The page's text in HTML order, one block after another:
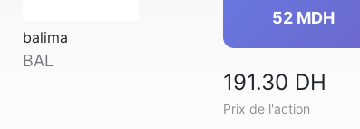
balima
BAL
52 MDH
191.30 DH
Prix de l'action